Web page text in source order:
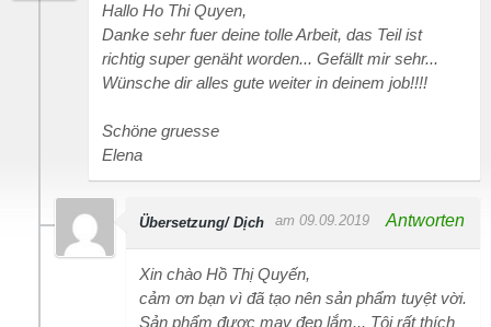
Hallo Ho Thi Quyen,
Danke sehr fuer deine tolle Arbeit, das Teil ist
richtig super genäht worden... Gefällt mir sehr...
Wünsche dir alles gute weiter in deinem job!!!!
Schöne gruesse
Elena
Übersetzung/ Dịch am 09.09.2019 Antworten
Xin chào Hồ Thị Quyến,
cảm ơn bạn vì đã tạo nên sản phẩm tuyệt vời.
Sản phẩm được may đẹp lắm... Tôi rất thích